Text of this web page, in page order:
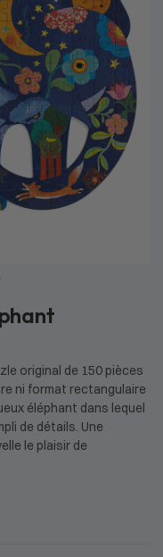
original de 150 pièces
ni format rectangulaire
éléphant dans lequel
de détails. Une
le plaisir de